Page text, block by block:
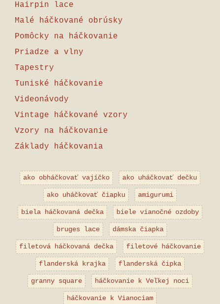
Hairpin lace
Malé háčkované obrúsky
Pomôcky na háčkovanie
Priadze a vlny
Tapestry
Tuniské háčkovanie
Videonávody
Vintage háčkované vzory
Vzory na háčkovanie
Základy háčkovania
ako obháčkovať vajíčko ako uháčkovať dečku
ako uháčkovať čiapku amigurumi
biela háčkovaná dečka biele vianočné ozdoby
bruges lace dámska čiapka
filetová háčkovaná dečka filetové háčkovanie
flanderská krajka flanderská čipka
granny square háčkovanie k Veľkej noci
háčkovanie k Vianociam